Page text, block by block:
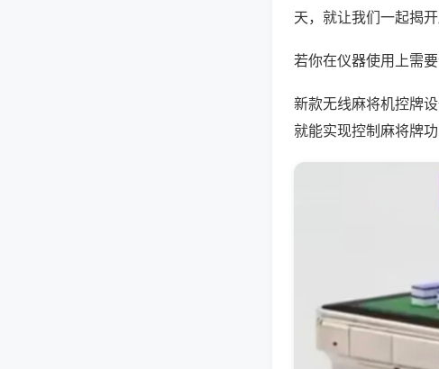
天，就让我们一起揭
若你在仪器使用上需
新款无线麻将机控牌
就能实现控制麻将牌功